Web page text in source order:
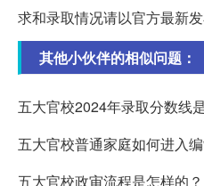
求和录取情况请以官方最新发
其他小伙伴的相似问题：
五大官校2024年录取分数线
五大官校普通家庭如何进入
五大官校政审流程是怎样的？